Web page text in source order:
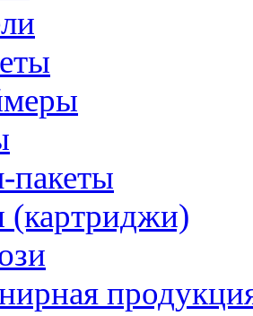
пакеты
(картриджи)